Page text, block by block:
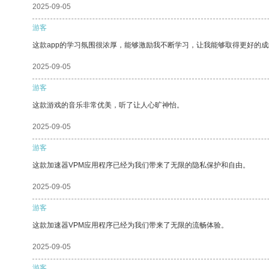
2025-09-05
游客
这款app的学习氛围很浓厚，能够激励我不断学习，让我能够取得更好的
2025-09-05
游客
这款游戏的音乐非常优美，听了让人心旷神怡。
2025-09-05
游客
这款加速器VPM应用程序已经为我们带来了无限的隐私保护和自由。
2025-09-05
游客
这款加速器VPM应用程序已经为我们带来了无限的流畅体验。
2025-09-05